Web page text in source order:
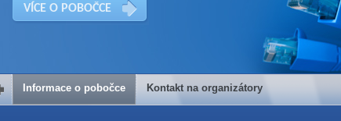
VÍCE O POBOČCE
Kontakt na organizátory
Informace o pobočce Kontakt na organizátory